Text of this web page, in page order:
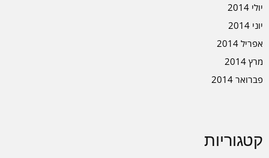
יולי 2014
יוני 2014
אפריל 2014
מרץ 2014
פברואר 2014
קטגוריות